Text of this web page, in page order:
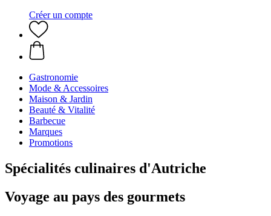
Créer un compte
Gastronomie
Mode & Accessoires
Maison & Jardin
Beauté & Vitalité
Barbecue
Marques
Promotions
Spécialités culinaires d'Autriche
Voyage au pays des gourmets